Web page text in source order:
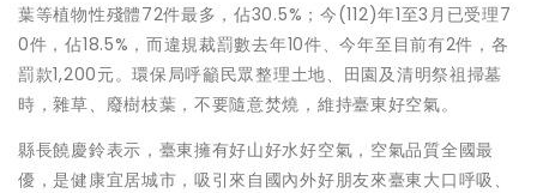
葉等植物性殘體72件最多，佔30.5%；今(112)年1至3月已受理7
0件，佔18.5%，而違規裁罰數去年10件、今年至目前有2件，各
罰款1,200元。環保局呼籲民眾整理土地、田園及清明祭祖掃墓
時，雜草、廢樹枝葉，不要隨意焚燒，維持臺東好空氣。
縣長饒慶鈴表示，臺東擁有好山好水好空氣，空氣品質全國最
優，是健康宜居城市，吸引來自國內外好朋友來臺東大口呼吸、